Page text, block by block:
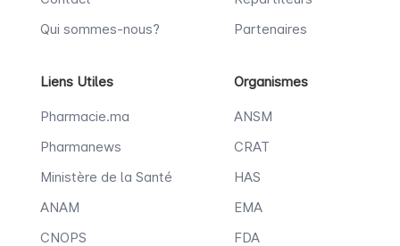
Qui sommes-nous?
Partenaires
Liens Utiles
Pharmacie.ma
Pharmanews
Ministère de la Santé
ANAM
CNOPS
Organismes
ANSM
CRAT
HAS
EMA
FDA